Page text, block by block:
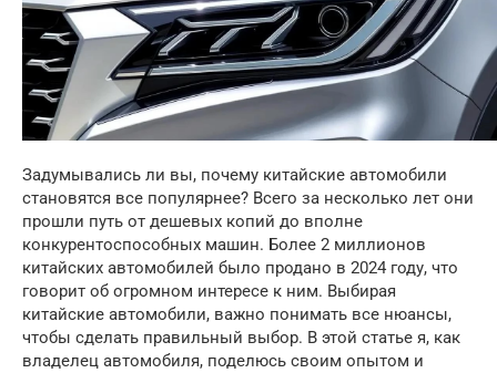
Задумывались ли вы, почему китайские автомобили
становятся все популярнее? Всего за несколько лет они
прошли путь от дешевых копий до вполне
конкурентоспособных машин. Более 2 миллионов
китайских автомобилей было продано в 2024 году, что
говорит об огромном интересе к ним. Выбирая
китайские автомобили, важно понимать все нюансы,
чтобы сделать правильный выбор. В этой статье я, как
владелец автомобиля, поделюсь своим опытом и